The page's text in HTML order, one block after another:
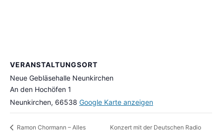
VERANSTALTUNGSORT
Neue Gebläsehalle Neunkirchen
An den Hochöfen 1
Neunkirchen, 66538 Google Karte anzeigen
Ramon Chormann – Alles
Konzert mit der Deutschen Radio